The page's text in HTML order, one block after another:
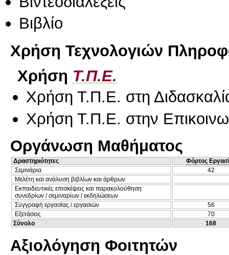
Βιβλίο
Χρήση Τεχνολογιών
Χρήση Τ.Π.Ε.
Χρήση Τ.Π.Ε. στη
Χρήση Τ.Π.Ε. στην
Οργάνωση Μαθήματος
Δραστηριότητες
Φόρτος
Σεμινάρια
42
Μελέτη και ανάλυση βιβλίων και άρθρων
Εκπαιδευτικές επισκέψεις και παρακολούθηση
συνεδρίων / σεμιναρίων / εκδηλώσεων
Συγγραφή εργασίας / εργασιών
56
Εξετάσεις
70
Σύνολο
168
Αξιολόγηση Φοιτητών